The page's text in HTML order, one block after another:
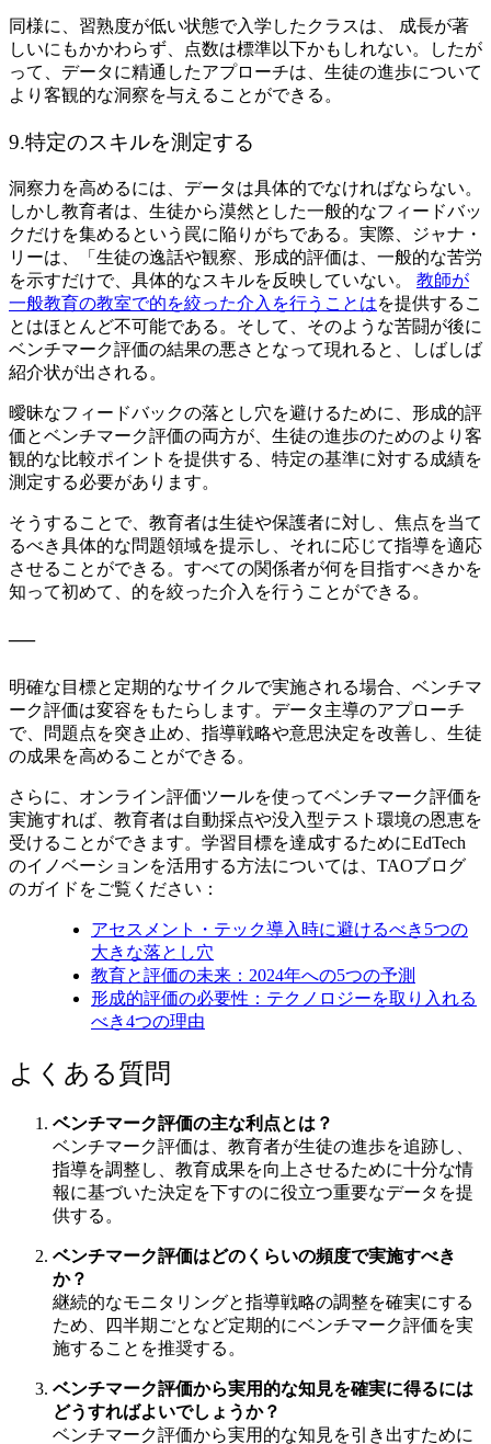
同様に、習熟度が低い状態で入学したクラスは、 成長が著
しいにもかかわらず、点数は標準以下かもしれない。したが
って、データに精通したアプローチは、生徒の進歩について
より客観的な洞察を与えることができる。
9.特定のスキルを測定する
洞察力を高めるには、データは具体的でなければならない。
しかし教育者は、生徒から漠然とした一般的なフィードバッ
クだけを集めるという罠に陥りがちである。実際、ジャナ・
リーは、「生徒の逸話や観察、形成的評価は、一般的な苦労
を示すだけで、具体的なスキルを反映していない。 教師が
一般教育の教室で的を絞った介入を行うことはを提供するこ
とはほとんど不可能である。そして、そのような苦闘が後に
ベンチマーク評価の結果の悪さとなって現れると、しばしば
紹介状が出される。
曖昧なフィードバックの落とし穴を避けるために、形成的評
価とベンチマーク評価の両方が、生徒の進歩のためのより客
観的な比較ポイントを提供する、特定の基準に対する成績を
測定する必要があります。
そうすることで、教育者は生徒や保護者に対し、焦点を当て
るべき具体的な問題領域を提示し、それに応じて指導を適応
させることができる。すべての関係者が何を目指すべきかを
知って初めて、的を絞った介入を行うことができる。
—
明確な目標と定期的なサイクルで実施される場合、ベンチマ
ーク評価は変容をもたらします。データ主導のアプローチ
で、問題点を突き止め、指導戦略や意思決定を改善し、生徒
の成果を高めることができる。
さらに、オンライン評価ツールを使ってベンチマーク評価を
実施すれば、教育者は自動採点や没入型テスト環境の恩恵を
受けることができます。学習目標を達成するためにEdTech
のイノベーションを活用する方法については、TAOブログ
のガイドをご覧ください：
アセスメント・テック導入時に避けるべき5つの
大きな落とし穴
教育と評価の未来：2024年への5つの予測
形成的評価の必要性：テクノロジーを取り入れる
べき4つの理由
よくある質問
ベンチマーク評価の主な利点とは？
ベンチマーク評価は、教育者が生徒の進歩を追跡し、
指導を調整し、教育成果を向上させるために十分な情
報に基づいた決定を下すのに役立つ重要なデータを提
供する。
ベンチマーク評価はどのくらいの頻度で実施すべき
か？
継続的なモニタリングと指導戦略の調整を確実にする
ため、四半期ごとなど定期的にベンチマーク評価を実
施することを推奨する。
ベンチマーク評価から実用的な知見を確実に得るには
どうすればよいでしょうか？
ベンチマーク評価から実用的な知見を引き出すために